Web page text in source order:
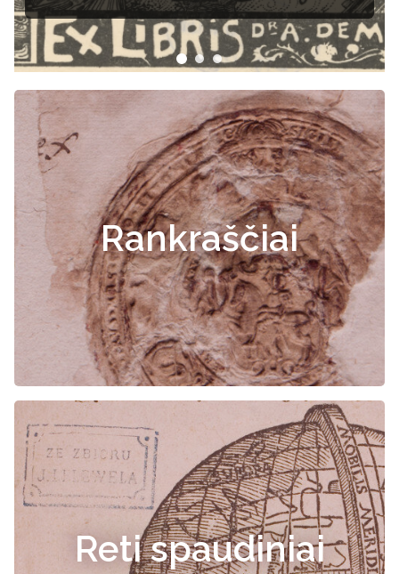
Rankraščiai
Reti spaudiniai